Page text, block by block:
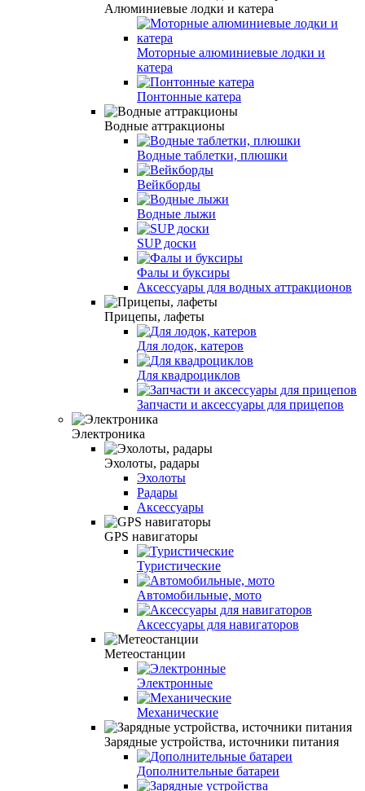
Алюминиевые лодки и катера
Моторные алюминиевые лодки и
катера
Понтонные катера
Водные аттракционы
Водные таблетки, плюшки
Вейкборды
Водные лыжи
SUP доски
Фалы и буксиры
Аксессуары для водных аттракционов
Прицепы, лафеты
Для лодок, катеров
Для квадроциклов
Запчасти и аксессуары для прицепов
Электроника
Эхолоты, радары
Эхолоты
Радары
Аксессуары
GPS навигаторы
Туристические
Автомобильные, мото
Аксессуары для навигаторов
Метеостанции
Электронные
Механические
Зарядные устройства, источники питания
Дополнительные батареи